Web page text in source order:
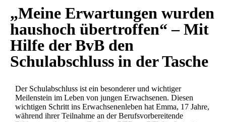
„Meine Erwartungen wurden
haushoch übertroffen“ – Mit
Hilfe der BvB den
Schulabschluss in der Tasche
Der Schulabschluss ist ein besonderer und wichtiger
Meilenstein im Leben von jungen Erwachsenen. Diesen
wichtigen Schritt ins Erwachsenenleben hat Emma, 17 Jahre,
während ihrer Teilnahme an der Berufsvorbereitende